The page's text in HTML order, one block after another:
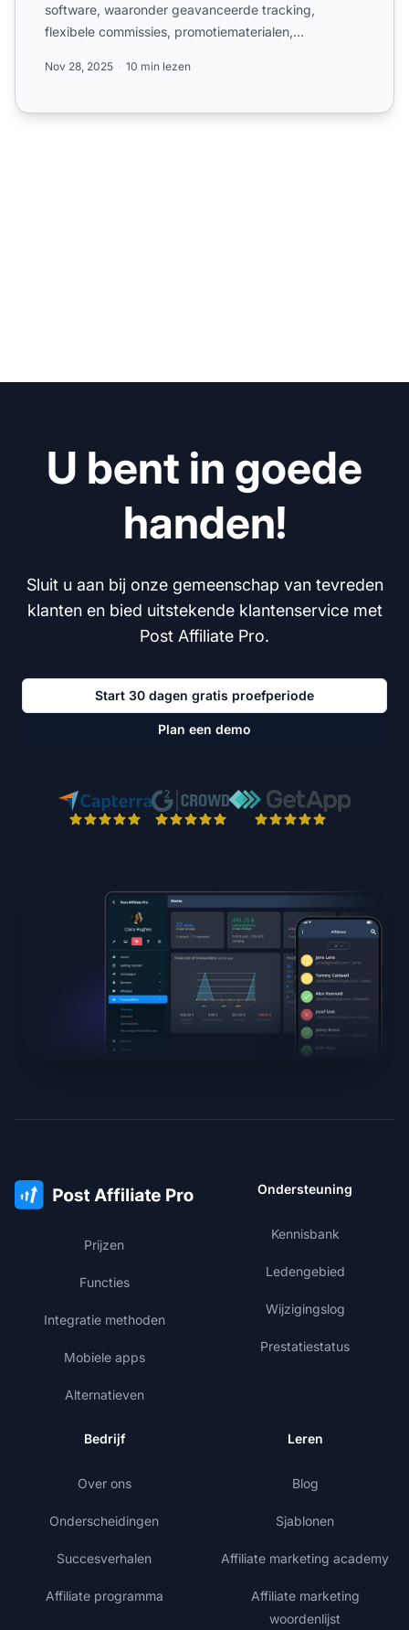
software, waaronder geavanceerde tracking,
flexibele commissies, promotiematerialen,
Nov 28, 2025 10 min lezen
U bent in goede
handen!
Sluit u aan bij onze gemeenschap van tevreden
klanten en bied uitstekende klantenservice met
Post Affiliate Pro.
Start 30 dagen gratis proefperiode
Plan een demo
Prijzen
Functies
Integratie methoden
Mobiele apps
Alternatieven
Ondersteuning
Kennisbank
Ledengebied
Wijzigingslog
Prestatiestatus
Bedrijf
Over ons
Onderscheidingen
Succesverhalen
Affiliate programma
Leren
Blog
Sjablonen
Affiliate marketing academy
Affiliate marketing
woordenlijst